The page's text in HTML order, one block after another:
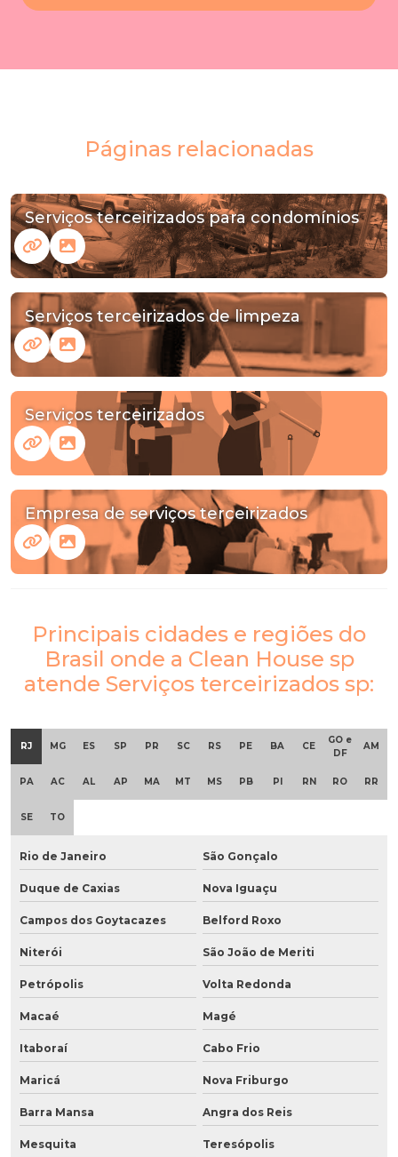
Páginas relacionadas
Serviços terceirizados para condomínios
Serviços terceirizados de limpeza
Serviços terceirizados
Empresa de serviços terceirizados
Principais cidades e regiões do
Brasil onde a Clean House sp
atende Serviços terceirizados sp:
RJ MG ES SP PR SC RS PE BA CE
GO e
DF
AM
PA AC AL AP MA MT MS PB PI RN RO RR
SE TO
Rio de Janeiro São Gonçalo
Duque de Caxias Nova Iguaçu
Campos dos Goytacazes Belford Roxo
Niterói São João de Meriti
Petrópolis Volta Redonda
Macaé Magé
Itaboraí Cabo Frio
Maricá Nova Friburgo
Barra Mansa Angra dos Reis
Mesquita Teresópolis